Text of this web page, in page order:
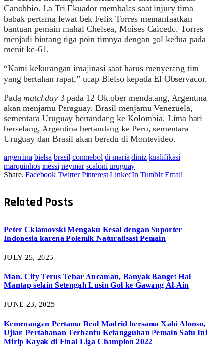
Canobbio. La Tri Ekuador membalas saat injury tima
babak pertama lewat bek Felix Torres memanfaatkan
bantuan pemain mahal Chelsea, Moises Caicedo. Torres
menjadi bintang tiga poin timnya dengan gol kedua pada
menit ke-61.
“Kami kekurangan imajinasi saat harus menyerang tim
yang bertahan rapat,” ucap Bielso kepada El Observador.
Pada matchday 3 pada 12 Oktober mendatang, Argentina
akan menjamu Paraguay. Brasil menjamu Venezuela,
sementara Uruguay bertandang ke Kolombia. Lima hari
berselang, Argentina bertandang ke Peru, sementara
Uruguay dan Brasil akan beradu di Montevideo.
argentina bielsa brasil conmebol di maria diniz kualifikasi
marquinhos messi neymar scaloni uruguay
Share. Facebook Twitter Pinterest LinkedIn Tumblr Email
Related Posts
Peter Cklamovski Mengaku Kesal dengan Suporter
Indonesia karena Polemik Naturalisasi Pemain
JULY 25, 2025
Man. City Terus Tebar Ancaman, Banyak Banget Hal
Mantap selain Setengah Lusin Gol ke Gawang Al-Ain
JUNE 23, 2025
Kemenangan Pertama Real Madrid bersama Xabi Alonso,
Ujian Pertahanan Terbantu Ketangguhan Pemain Satu Ini
Mirip Kayak di Final Liga Champion 2022